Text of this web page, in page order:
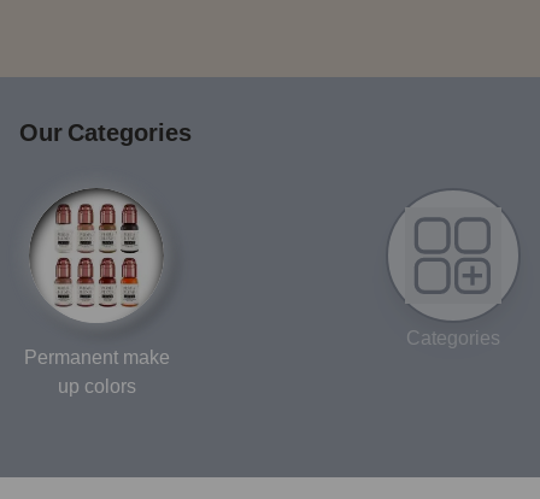
Our Categories
Permanent make
up colors
Categories